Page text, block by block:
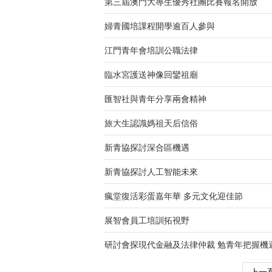
婦青國培課程開學逾百人參與
江門青年會培訓公職法律
臨水宮護送神像回鑾祖廟
匯智社與青年分享兩會精神
旅大生認識媽祖天后信俗
新青協探討深合區機遇
新青協探討人工智能未來
瘋堂復活彩蛋嘉年華 多元文化迎佳節
展智會員工培訓拓視野
研討會探現代金融及法律仲裁 勉青年把握機